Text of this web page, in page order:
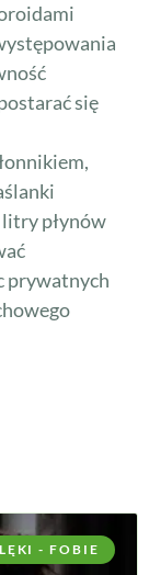
się
litry płynów
prywatnych
LĘKI - FOBIE